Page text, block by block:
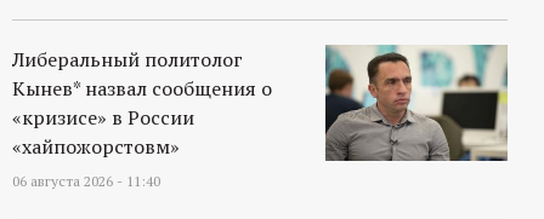
н
н
ы
й
Либеральный политолог
Кынев* назвал сообщения о
«кризисе» в России
«хайпожорстовм»
06 августа 2026 - 11:40